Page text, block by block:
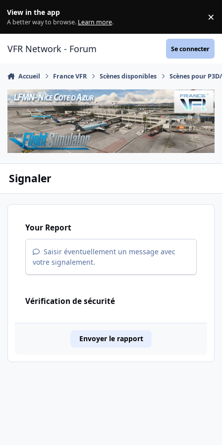
View in the app
A better way to browse. Learn more. ×
VFR Network - Forum Se connecter
Accueil France VFR Scènes disponibles Scènes pour
Signaler
Your Report
Saisir éventuellement un message avec
votre signalement.
Vérification de sécurité
Envoyer le rapport